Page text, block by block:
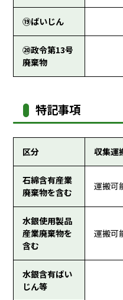
⑲ばいじん
⑳政令第13号
廃棄物
特記事項
区分 収集運
石綿含有産業
廃棄物を含む
運搬可
水銀使用製品
産業廃棄物を
含む
運搬可
水銀含有ばい
じん等